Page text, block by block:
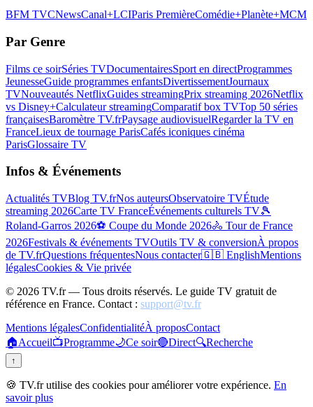
BFM TVCNewsCanal+LCIParis PremièreComédie+Planète+MCM
Par Genre
Films ce soirSéries TVDocumentairesSport en directProgrammes
JeunesseGuide programmes enfantsDivertissementJournaux
TVNouveautés NetflixGuides streamingPrix streaming 2026Netflix
vs Disney+Calculateur streamingComparatif box TVTop 50 séries
françaisesBaromètre TV.frPaysage audiovisuelRegarder la TV en
FranceLieux de tournage ParisCafés iconiques cinéma
ParisGlossaire TV
Infos & Événements
Actualités TVBlog TV.frNos auteursObservatoire TVÉtude
streaming 2026Carte TV FranceÉvénements culturels TV🎾
Roland-Garros 2026⚽ Coupe du Monde 2026🚴 Tour de France
2026Festivals & événements TVOutils TV & conversionÀ propos
de TV.frQuestions fréquentesNous contacter🇬🇧 EnglishMentions
légalesCookies & Vie privée
© 2026 TV.fr — Tous droits réservés. Le guide TV gratuit de
référence en France. Contact : support@tv.fr
Mentions légalesConfidentialitéÀ proposContact
🏠Accueil📺Programme🌙Ce soir🔴Direct🔍Recherche
↑
🍪 TV.fr utilise des cookies pour améliorer votre expérience. En
savoir plus